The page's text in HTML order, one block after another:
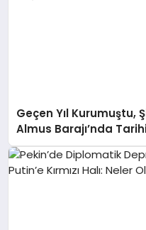
Geçen Yıl Kurumuştu,
Almus Barajı’nda
Edilecek?